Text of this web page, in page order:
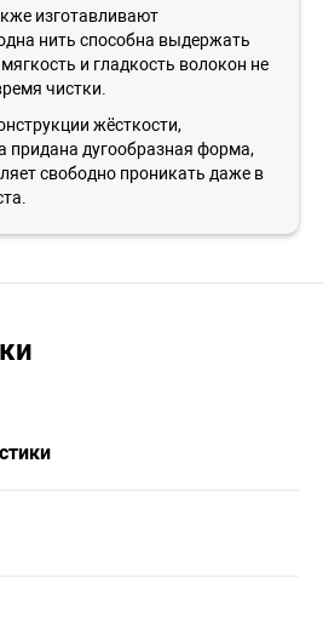
изготавливают
нить способна выдержать
и гладкость волокон не
чистки.
жёсткости,
придана дугообразная форма,
свободно проникать даже в